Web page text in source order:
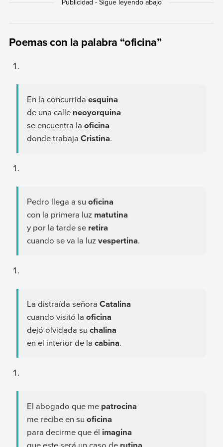
Poemas con la palabra “oficina”
En la concurrida esquina
de una calle neoyorquina
se encuentra la oficina
donde trabaja Cristina.
Pedro llega a su oficina
con la primera luz matutina
y por la tarde se retira
cuando se va la luz vespertina.
La distraída señora Catalina
cuando visitó la oficina
dejó olvidada su chalina
en el interior de la cabina.
El abogado que me patrocina
me recibe en su oficina
para decirme que él imagina